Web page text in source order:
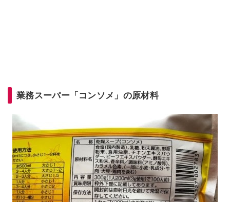
業務スーパー「コンソメ」の原材料